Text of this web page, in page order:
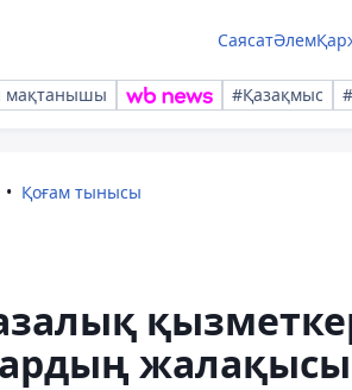
СаясатӘлем
мақтанышы #Қазақмыс
Қоғам тынысы
жалақысы